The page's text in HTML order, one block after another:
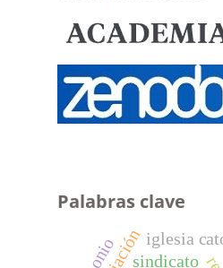
Palabras clave
iglesia
sindicato